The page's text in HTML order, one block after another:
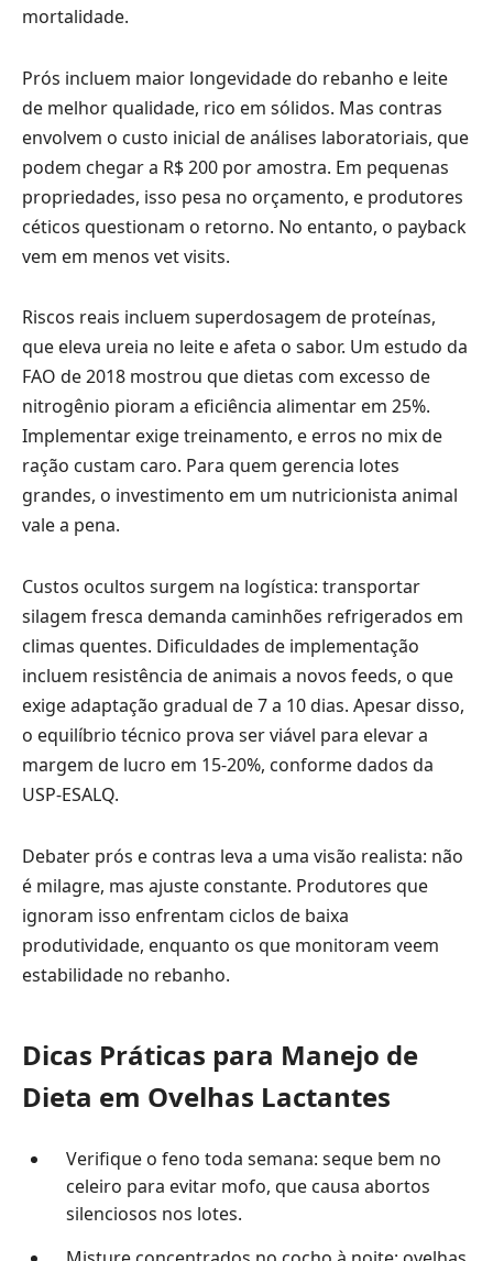
mortalidade.
Prós incluem maior longevidade do rebanho e leite
de melhor qualidade, rico em sólidos. Mas contras
envolvem o custo inicial de análises laboratoriais, que
podem chegar a R$ 200 por amostra. Em pequenas
propriedades, isso pesa no orçamento, e produtores
céticos questionam o retorno. No entanto, o payback
vem em menos vet visits.
Riscos reais incluem superdosagem de proteínas,
que eleva ureia no leite e afeta o sabor. Um estudo da
FAO de 2018 mostrou que dietas com excesso de
nitrogênio pioram a eficiência alimentar em 25%.
Implementar exige treinamento, e erros no mix de
ração custam caro. Para quem gerencia lotes
grandes, o investimento em um nutricionista animal
vale a pena.
Custos ocultos surgem na logística: transportar
silagem fresca demanda caminhões refrigerados em
climas quentes. Dificuldades de implementação
incluem resistência de animais a novos feeds, o que
exige adaptação gradual de 7 a 10 dias. Apesar disso,
o equilíbrio técnico prova ser viável para elevar a
margem de lucro em 15-20%, conforme dados da
USP-ESALQ.
Debater prós e contras leva a uma visão realista: não
é milagre, mas ajuste constante. Produtores que
ignoram isso enfrentam ciclos de baixa
produtividade, enquanto os que monitoram veem
estabilidade no rebanho.
Dicas Práticas para Manejo de
Dieta em Ovelhas Lactantes
Verifique o feno toda semana: seque bem no
celeiro para evitar mofo, que causa abortos
silenciosos nos lotes.